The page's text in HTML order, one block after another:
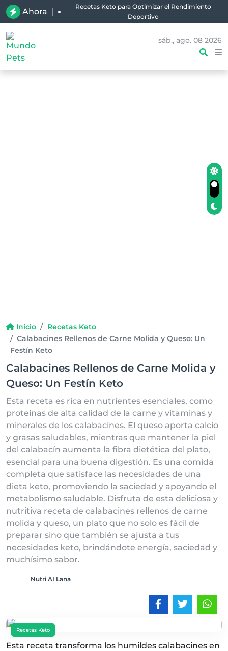
Ahora |
Recetas Keto para Optimizar el Rendimiento
Deportivo
sáb., ago. 08 2026
Inicio
Recetas Keto
Calabacines Rellenos de Carne Molida y Queso: Un
Festín Keto
Calabacines Rellenos de Carne Molida y
Queso: Un Festín Keto
Esta receta es rica en nutrientes esenciales, como
proteínas de alta calidad de la carne y vitaminas y
minerales de los calabacines. El queso aporta calcio
y grasas saludables, mientras que mantener la piel
del calabacín aumenta la fibra dietética del plato,
esencial para una buena digestión. Es una comida
completa que satisface las necesidades de una
dieta keto, promoviendo la saciedad y apoyando el
metabolismo saludable. Disfruta de esta deliciosa y
nutritiva receta de calabacines rellenos de carne
molida y queso, un plato que no solo es fácil de
preparar sino que también se ajusta a tus
necesidades keto, brindándote energía, saciedad y
muchísimo sabor.
Nutri AI Lana
Recetas Keto
Esta receta transforma los humildes calabacines en